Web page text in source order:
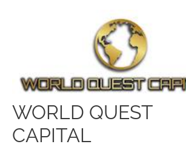
WORLD QUEST
CAPITAL
Lieux En Tenant
Gay Toutefois Du
QuвЂ™est-Ce
LocalitГ© Г
SГ©duction Gay ? )
/mature dating gratuit